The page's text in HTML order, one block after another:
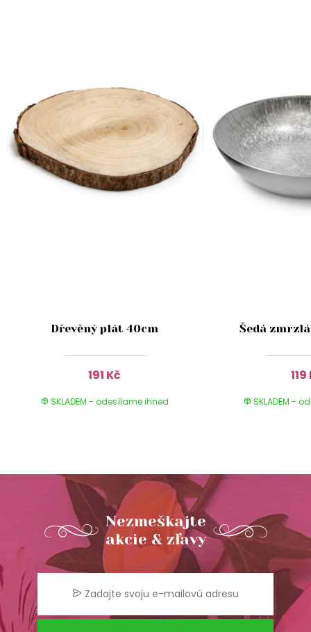
Dřevěný plát 40cm
191 Kč
SKLADEM - odesílame ihned
Šedá
SKLADEM -
Nezmeškajte
akcie & zľavy